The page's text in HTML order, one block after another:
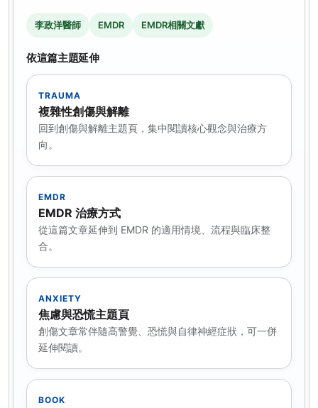
李政洋醫師 EMDR EMDR相關文獻
依這篇主題延伸
TRAUMA
複雜性創傷與解離
回到創傷與解離主題頁，集中閱讀核心觀念與治療方
向。
EMDR
EMDR 治療方式
從這篇文章延伸到 EMDR 的適用情境、流程與臨床整
合。
ANXIETY
焦慮與恐慌主題頁
創傷文章常伴隨高警覺、恐慌與自律神經症狀，可一併
延伸閱讀。
BOOK